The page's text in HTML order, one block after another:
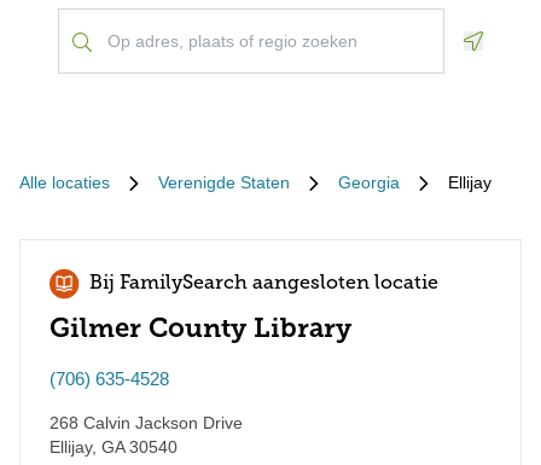
Alle locaties Verenigde Staten Georgia Ellijay
Bij FamilySearch aangesloten locatie
Gilmer County Library
(706) 635-4528
268 Calvin Jackson Drive
Ellijay, GA30540